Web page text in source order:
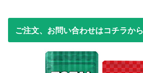
ご注文、お問い合わせはコチラから